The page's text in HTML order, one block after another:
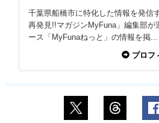
千葉県船橋市に特化した情報を発信
再発見!!マガジンMyFuna」編集部が
ース「MyFunaねっと」の情報を掲...
プロフ